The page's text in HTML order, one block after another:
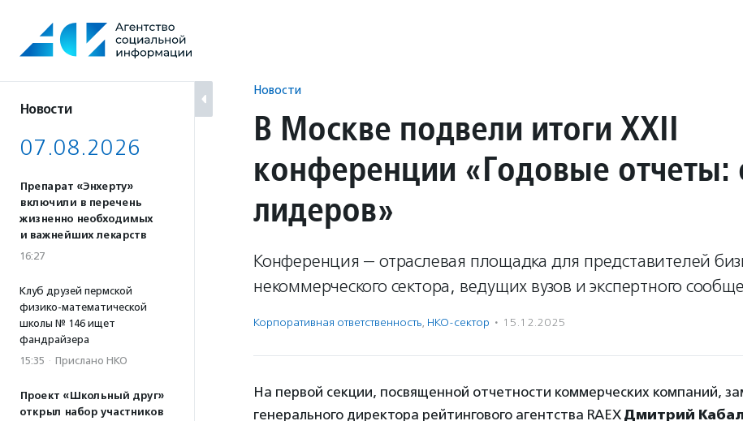
содержанию
Новости
07.08.2026
Препарат «Энхерту»
включили в перечень
жизненно необходимых
и важнейших лекарств
16:27
Клуб друзей пермской
физико-математической
школы № 146 ищет
фандрайзера
15:35 · Прислано НКО
Проект «Школьный друг»
открыл набор участников
Новости
В Москве подвели итоги XXII
конференции «Годовые отчеты:
лидеров»
Конференция — отраслевая площадка для представителей
некоммерческого сектора, ведущих вузов и экспертного
Корпоративная ответственность, НКО-сектор · 15.12.2025
На первой секции, посвященной отчетности коммерческих компаний,
генерального директора рейтингового агентства RAEX Дмитрий